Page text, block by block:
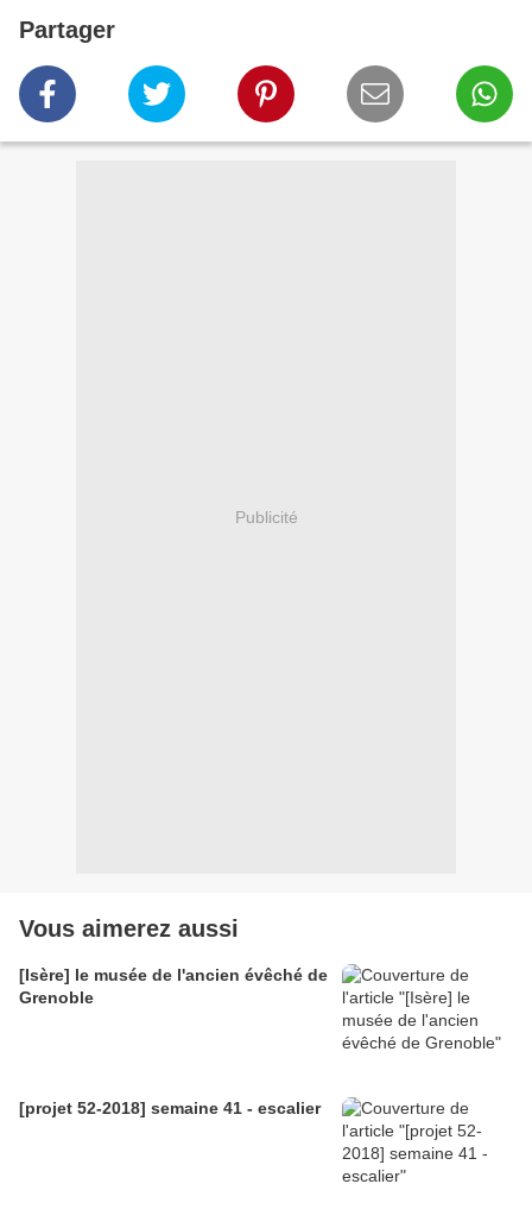
Partager
Publicité
Vous aimerez aussi
[Isère] le musée de l'ancien évêché de
Grenoble
[projet 52-2018] semaine 41 - escalier